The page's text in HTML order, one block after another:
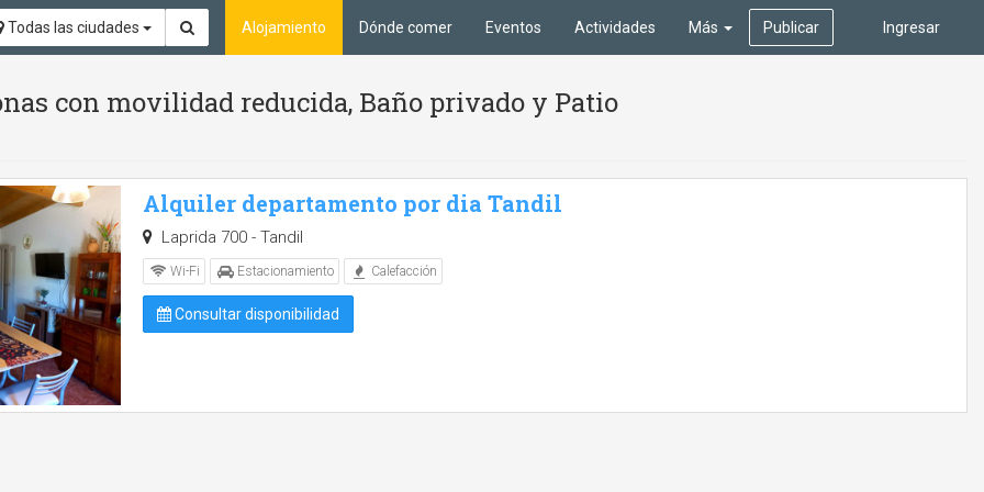
Todas las ciudades Ingresar
Alojamiento Dónde comer Eventos Actividades Más Publicar
con movilidad reducida, Baño privado y Patio
Alquiler departamento por dia Tandil
Laprida 700 - Tandil
Wi-Fi Estacionamiento Calefacción
Consultar disponibilidad